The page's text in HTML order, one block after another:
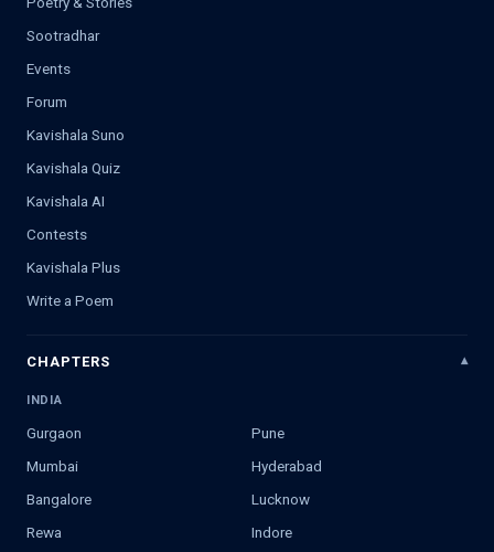
Sootradhar
Events
Forum
Kavishala Suno
Kavishala Quiz
Kavishala AI
Contests
Kavishala Plus
Write a Poem
CHAPTERS
INDIA
Gurgaon
Pune
Mumbai
Hyderabad
Bangalore
Lucknow
Rewa
Indore